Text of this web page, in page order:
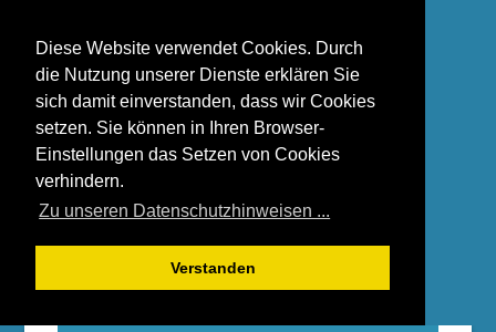
Diese Website verwendet Cookies. Durch
die Nutzung unserer Dienste erklären Sie
sich damit einverstanden, dass wir Cookies
setzen. Sie können in Ihren Browser-
Einstellungen das Setzen von Cookies
verhindern.
Zu unseren Datenschutzhinweisen ...
Verstanden